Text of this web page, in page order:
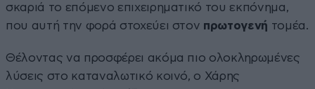
σκαριά το επόμενο επιχειρηματικό του εκπόνημα,
που αυτή την φορά στοχεύει στον πρωτογενή τομέα.
Θέλοντας να προσφέρει ακόμα πιο ολοκληρωμένες
λύσεις στο καταναλωτικό κοινό, ο Χάρης